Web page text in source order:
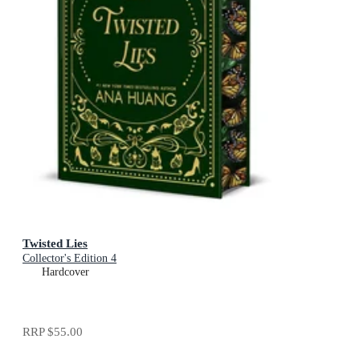
Twisted Lies
Collector's Edition 4
Hardcover
RRP$55.00